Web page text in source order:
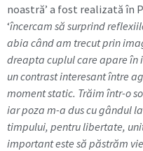
noastră’ a fost realizată în
‘încercam să surprind
abia când am trecut prin
dreapta cuplul care apare în
un contrast interesant între
moment static. Trăim într-o
iar poza m-a dus cu gândul
timpului, pentru libertate,
important este să păstrăm